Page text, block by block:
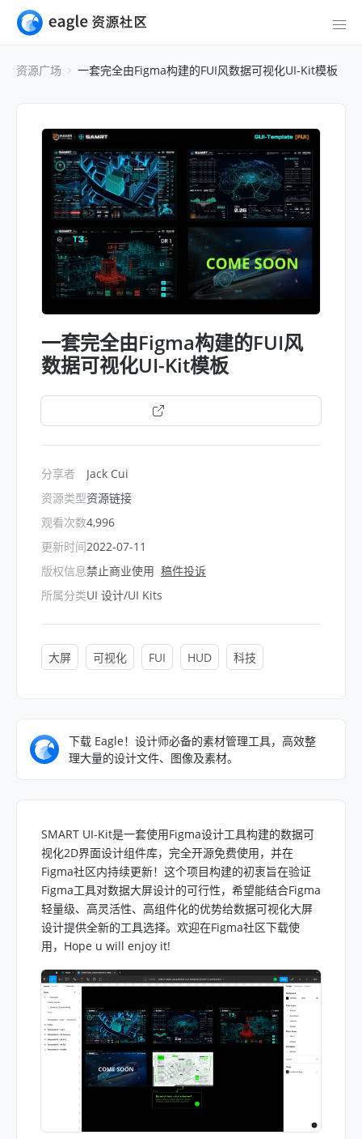
资源广场 一套完全由Figma构建的FUI风数据可视化UI-Kit模板
一套完全由Figma构建的FUI风
数据可视化UI-Kit模板
分享者
资源类型
观看次数
更新时间
版权信息
所属分类
Jack Cui
资源链接
4,996
2022-07-11
禁止商业使用 稿件投诉
UI 设计/UI Kits
大屏 可视化 FUI HUD 科技
下载 Eagle！设计师必备的素材管理工具，高效整
理大量的设计文件、图像及素材。
SMART UI-Kit是一套使用Figma设计工具构建的数据可
视化2D界面设计组件库，完全开源免费使用，并在
Figma社区内持续更新！这个项目构建的初衷旨在验证
Figma工具对数据大屏设计的可行性，希望能结合Figma
轻量级、高灵活性、高组件化的优势给数据可视化大屏
设计提供全新的工具选择。欢迎在Figma社区下载使
用，Hope u will enjoy it!